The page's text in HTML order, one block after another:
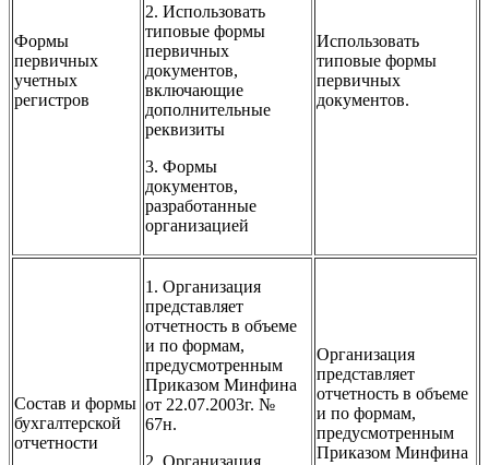
Формы
первичных
учетных
регистров
2. Использовать
типовые формы
первичных
документов,
включающие
дополнительные
реквизиты
3. Формы
документов,
разработанные
организацией
Использовать
типовые формы
первичных
документов.
Состав и формы
бухгалтерской
отчетности
1. Организация
представляет
отчетность в объеме
и по формам,
предусмотренным
Приказом Минфина
от 22.07.2003г. №
67н.
2. Организация
Организация
представляет
отчетность в объеме
и по формам,
предусмотренным
Приказом Минфина